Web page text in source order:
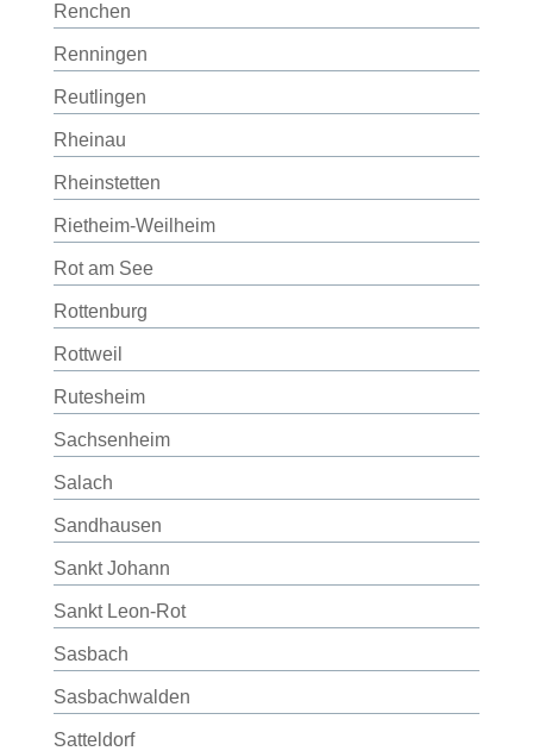
Renchen
Renningen
Reutlingen
Rheinau
Rheinstetten
Rietheim-Weilheim
Rot am See
Rottenburg
Rottweil
Rutesheim
Sachsenheim
Salach
Sandhausen
Sankt Johann
Sankt Leon-Rot
Sasbach
Sasbachwalden
Satteldorf